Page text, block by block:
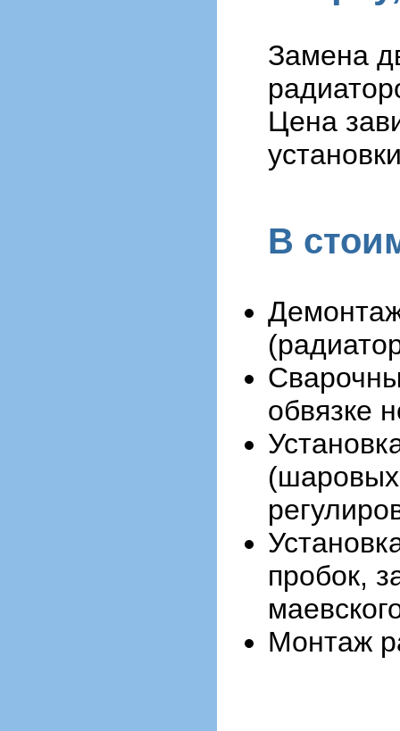
Замена
Цена
В
обвязке
пробок,
Монтаж